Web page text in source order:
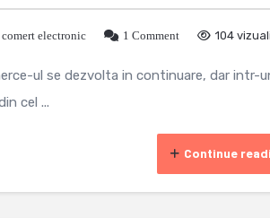
comert electronic 1 Comment 104
ul se dezvolta in continuare, dar intr-
cel ...
Continue